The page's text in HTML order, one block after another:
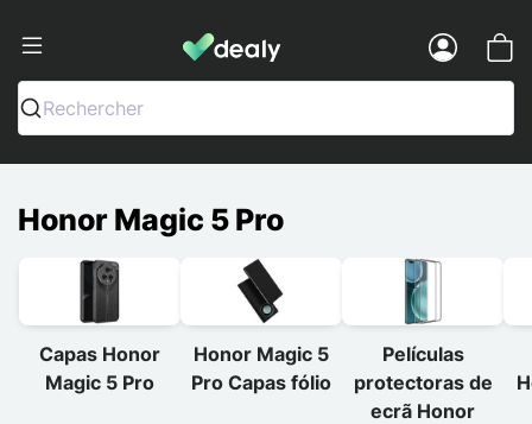
Dealy - Capas e acessórios para
Rechercher
Honor Magic 5 Pro
Capas Honor
Magic 5 Pro
Honor Magic 5
Pro Capas fólio
Películas
protectoras de
ecrã Honor